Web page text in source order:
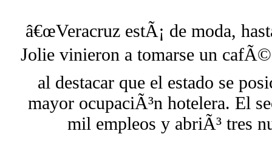
â€œVeracruz estÃ¡ de moda,
Jolie vinieron a tomarse un
al destacar que el estado se
mayor ocupaciÃ³n hotelera. El
mil empleos y abriÃ³ tres